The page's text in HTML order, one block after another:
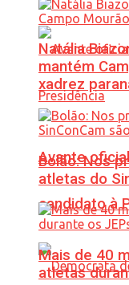
Avante
candidato à
Natália
mantém
xadrez
Bolão: Nos
atletas do
Mais de 40
atletas